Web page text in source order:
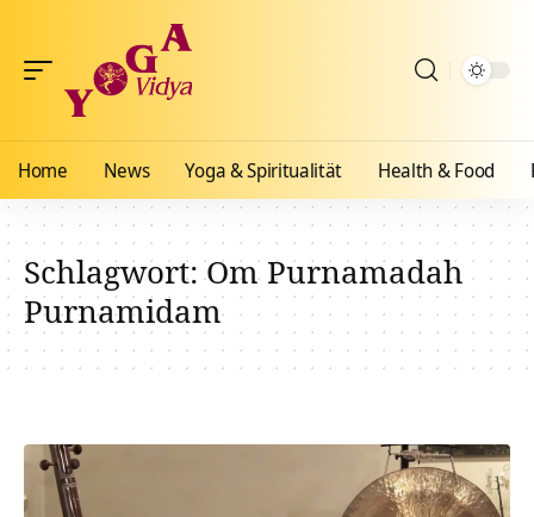
Home News Yoga & Spiritualität Health & Food
Schlagwort:Om Purnamadah
Purnamidam